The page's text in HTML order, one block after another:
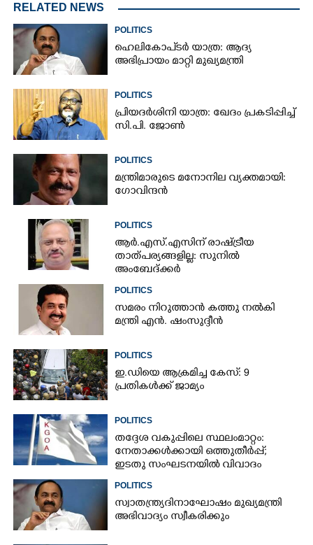
RELATED NEWS
POLITICS
ഹെലികോപ്ടർ യാത്ര: ആദ്യ
അഭിപ്രായം മാറ്റി മുഖ്യമന്ത്രി
POLITICS
പ്രിയദർശിനി യാത്ര: ഖേദം പ്രകടിപ്പിച്ച്
സി.പി. ജോൺ
POLITICS
മന്ത്രിമാരുടെ മനോനില വ്യക്തമായി:
ഗോവിന്ദൻ
POLITICS
ആർ.എസ്.എസിന് രാഷ്ട്രീയ
താത്പര്യങ്ങളില്ല: സുനിൽ
അംബേദ്ക്കർ
POLITICS
സമരം നിറുത്താൻ കത്തു നൽകി
മന്ത്രി എൻ. ഷംസുദ്ദീൻ
POLITICS
ഇ.ഡിയെ ആക്രമിച്ച കേസ്: 9
പ്രതികൾക്ക് ജാമ്യം
POLITICS
തദ്ദേശ വകുപ്പിലെ സ്ഥലംമാറ്റം:
നേതാക്കൾക്കായി ഒത്തുതീർപ്പ്;
ഇടതു സംഘടനയിൽ വിവാദം
POLITICS
സ്വാതന്ത്ര്യദിനാഘോഷം മുഖ്യമന്ത്രി
അഭിവാദ്യം സ്വീകരിക്കും